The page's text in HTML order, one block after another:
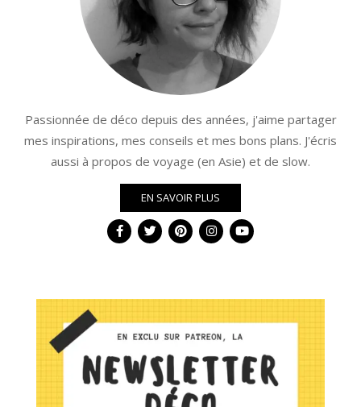
Passionnée de déco depuis des années, j'aime partager
mes inspirations, mes conseils et mes bons plans. J'écris
aussi à propos de voyage (en Asie) et de slow.
EN SAVOIR PLUS